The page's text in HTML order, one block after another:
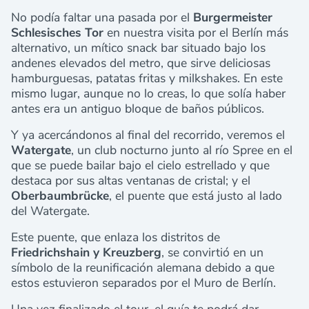
No podía faltar una pasada por el Burgermeister
Schlesisches Tor en nuestra visita por el Berlín más
alternativo, un mítico snack bar situado bajo los
andenes elevados del metro, que sirve deliciosas
hamburguesas, patatas fritas y milkshakes. En este
mismo lugar, aunque no lo creas, lo que solía haber
antes era un antiguo bloque de baños públicos.
Y ya acercándonos al final del recorrido, veremos el
Watergate, un club nocturno junto al río Spree en el
que se puede bailar bajo el cielo estrellado y que
destaca por sus altas ventanas de cristal; y el
Oberbaumbrücke, el puente que está justo al lado
del Watergate.
Este puente, que enlaza los distritos de
Friedrichshain y Kreuzberg, se convirtió en un
símbolo de la reunificación alemana debido a que
estos estuvieron separados por el Muro de Berlín.